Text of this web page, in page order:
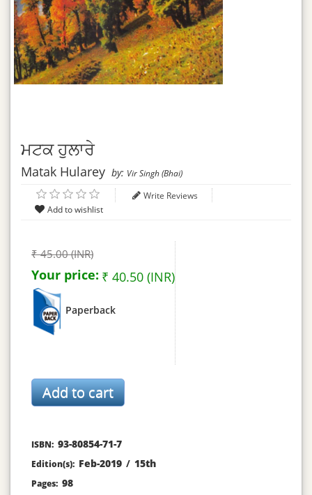
ਮਟਕ ਹੁਲਾਰੇ
Matak Hularey by: Vir Singh (Bhai)
Write Reviews
₹ 45.00 (INR)
Your price: ₹ 40.50 (INR)
Paperback
ISBN: 93-80854-71-7
Edition(s): Feb-2019 / 15th
Pages: 98